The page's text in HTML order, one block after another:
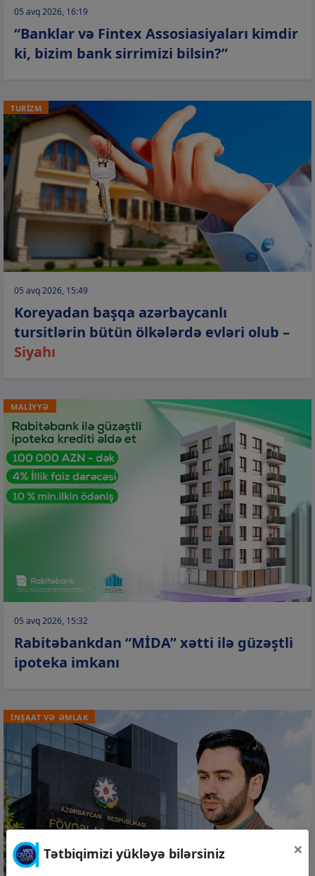
05 avq 2026, 16:19
“Banklar və Fintex Assosiasiyaları kimdir
ki, bizim bank sirrimizi bilsin?”
TURİZM
05 avq 2026, 15:49
Koreyadan başqa azərbaycanlı
tursitlərin bütün ölkələrdə evləri olub –
Siyahı
MALİYYƏ
05 avq 2026, 15:32
Rabitəbankdan “MİDA” xətti ilə güzəştli
ipoteka imkanı
İNŞAAT VƏ ƏMLAK
Tətbiqimizi yükləyə bilərsiniz ×